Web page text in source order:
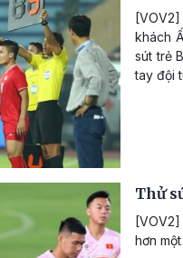
khách
sút trẻ
tay đội
Thử
hơn